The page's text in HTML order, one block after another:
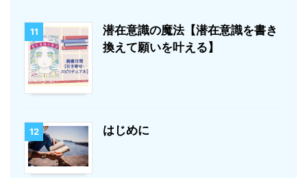
11
潜在意識の魔法【潜在意識を書き
換えて願いを叶える】
12 はじめに